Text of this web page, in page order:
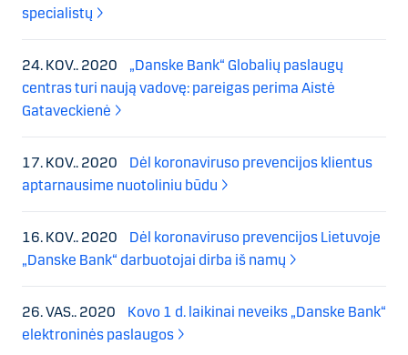
specialistų
24. KOV.. 2020
„Danske Bank“ Globalių paslaugų
centras turi naują vadovę: pareigas perima Aistė
Gataveckienė
17. KOV.. 2020
Dėl koronaviruso prevencijos klientus
aptarnausime nuotoliniu būdu
16. KOV.. 2020
Dėl koronaviruso prevencijos Lietuvoje
„Danske Bank“ darbuotojai dirba iš namų
26. VAS.. 2020
Kovo 1 d. laikinai neveiks „Danske Bank“
elektroninės paslaugos